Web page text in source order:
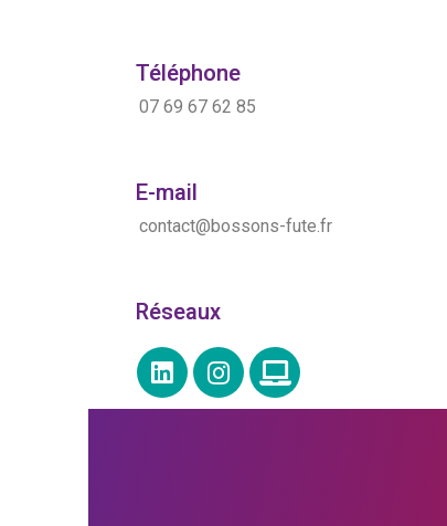
Téléphone
07 69 67 62 85
E-mail
contact@bossons-fute.fr
Réseaux